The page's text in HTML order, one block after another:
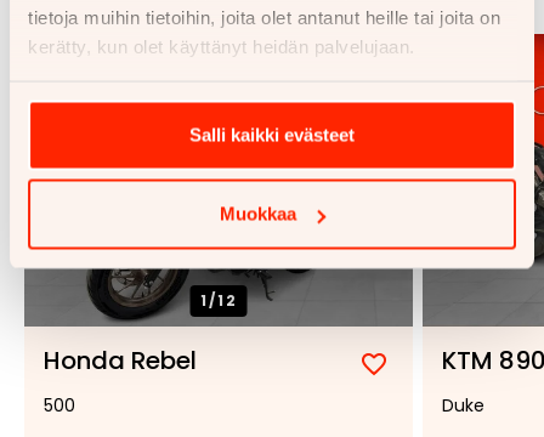
tietoja muihin tietoihin, joita olet antanut heille tai joita on
kerätty, kun olet käyttänyt heidän palvelujaan.
Salli kaikki evästeet
Muokkaa
1/12
Honda Rebel
Lisää
suosikiksi
Poista
suosikeista
500
KTM
Duke